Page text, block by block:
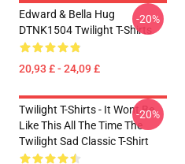
Edward & Bella Hug
DTNK1504 Twilight T-Shirts
20,93 £ - 24,09 £
-20%
Twilight T-Shirts - It Wont Be
Like This All The Time The
Twilight Sad Classic T-Shirt
-20%